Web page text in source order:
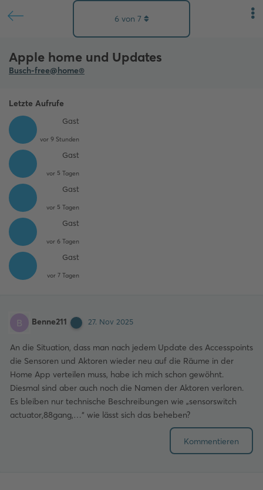
Busch-free@home®
Apple home und Updates
Letzte Aufrufe
Gast
vor 9 Stunden
Gast
vor 5 Tagen
Gast
vor 5 Tagen
Gast
vor 6 Tagen
Gast
vor 7 Tagen
6von 7
B Benne211 27. Nov 2025
An die Situation, dass man nach jedem Update des Accesspoints
die Sensoren und Aktoren wieder neu auf die Räume in der
Home App verteilen muss, habe ich mich schon gewöhnt.
Diesmal sind aber auch noch die Namen der Aktoren verloren.
Es bleiben nur technische Beschreibungen wie „sensorswitch
actuator,88gang,…“ wie lässt sich das beheben?
Kommentieren